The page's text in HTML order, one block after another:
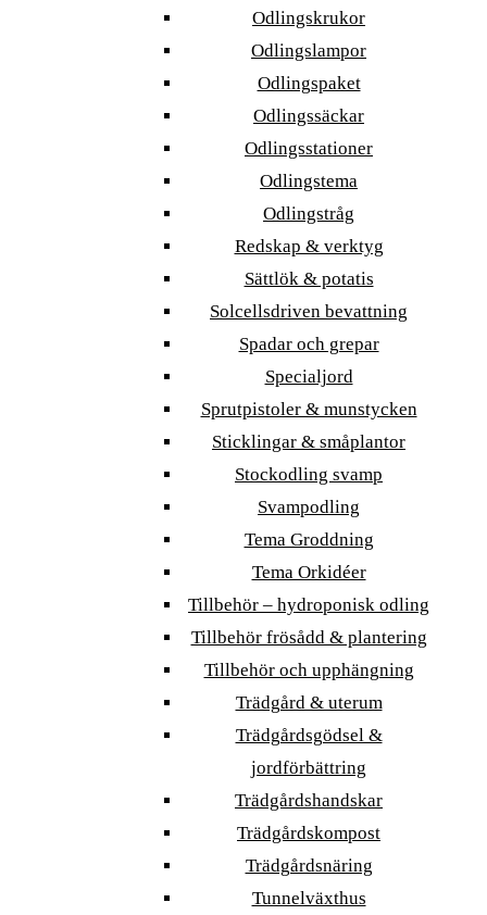
Odlingskrukor
Odlingslampor
Odlingspaket
Odlingssäckar
Odlingsstationer
Odlingstema
Odlingstråg
Redskap & verktyg
Sättlök & potatis
Solcellsdriven bevattning
Spadar och grepar
Specialjord
Sprutpistoler & munstycken
Sticklingar & småplantor
Stockodling svamp
Svampodling
Tema Groddning
Tema Orkidéer
Tillbehör – hydroponisk odling
Tillbehör frösådd & plantering
Tillbehör och upphängning
Trädgård & uterum
Trädgårdsgödsel &
jordförbättring
Trädgårdshandskar
Trädgårdskompost
Trädgårdsnäring
Tunnelväxthus